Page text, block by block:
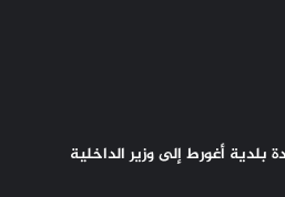
أغورط إلى وزير الداخلية